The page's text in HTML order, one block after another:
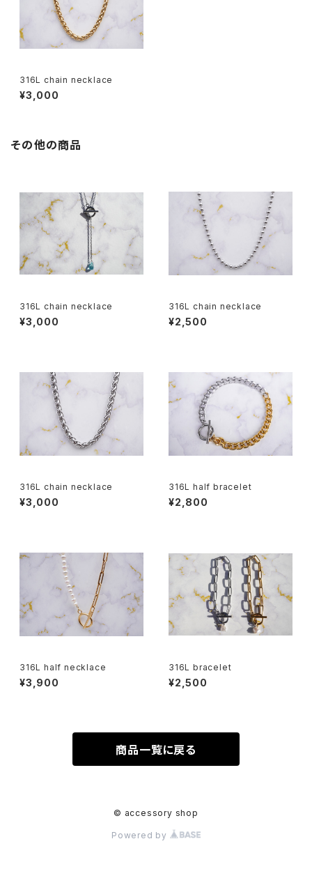
316L chain necklace
¥3,000
その他の商品
316L chain necklace
¥3,000
316L chain necklace
¥2,500
316L chain necklace
¥3,000
316L half bracelet
¥2,800
316L half necklace
¥3,900
316L bracelet
¥2,500
商品一覧に戻る
© accessory shop
Powered by